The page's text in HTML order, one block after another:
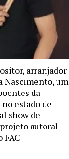
arranjador
Nascimento, um
da
estado de
show de
autoral
FAC